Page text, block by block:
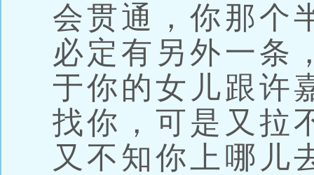
会贯通，你那个
必定有另外一条
于你的女儿跟许
找你，可是又拉
又不知你上哪儿